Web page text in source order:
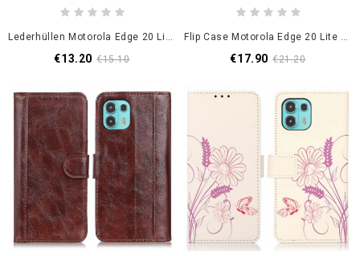
Lederhüllen Motorola Edge 20 Lite Retro-Eiffelturm
€13.20 €15.10
Flip Case Motorola Edge 20 Lite Handyhülle Skin Pro Dux Ducis
€17.90 €21.20